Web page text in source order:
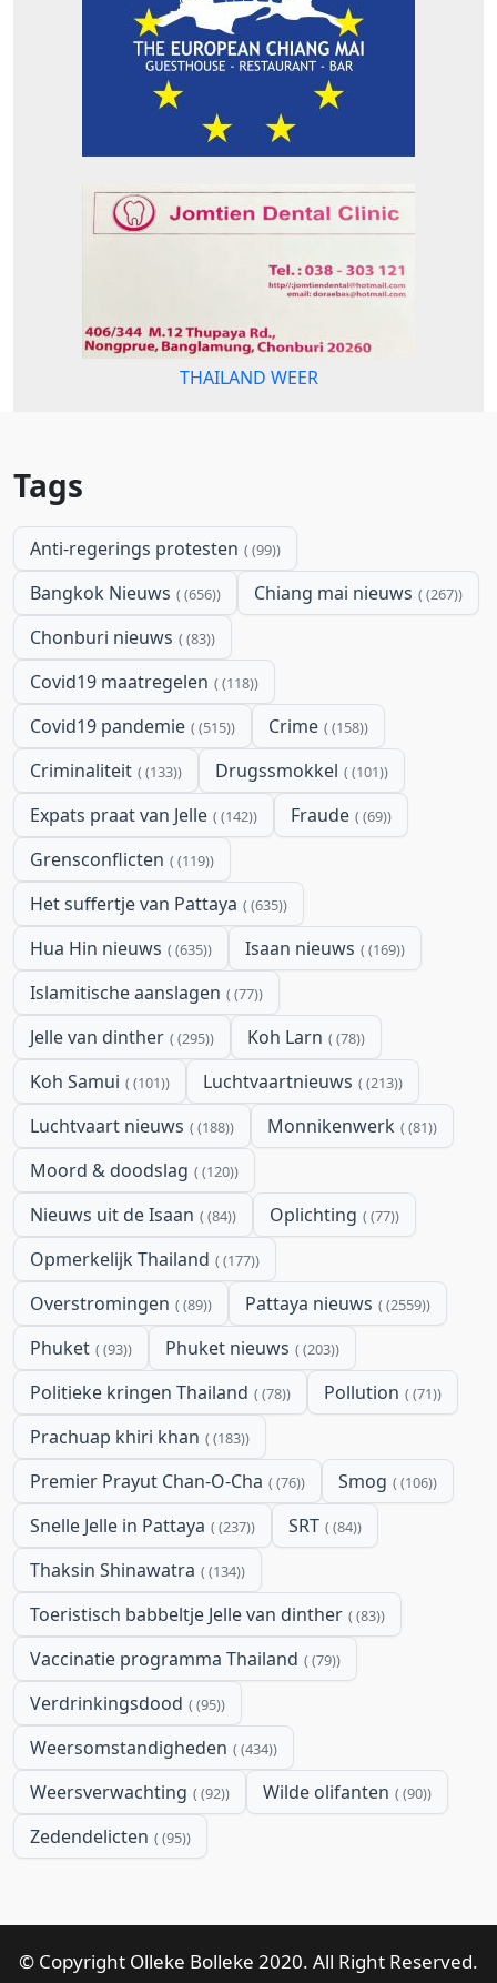
THAILAND WEER
Tags
Anti-regerings protesten (99)
Bangkok Nieuws (656) Chiang mai nieuws (267)
Chonburi nieuws (83)
Covid19 maatregelen (118)
Covid19 pandemie (515) Crime (158)
Criminaliteit (133) Drugssmokkel (101)
Expats praat van Jelle (142) Fraude (69)
Grensconflicten (119)
Het suffertje van Pattaya (635)
Hua Hin nieuws (635) Isaan nieuws (169)
Islamitische aanslagen (77)
Jelle van dinther (295) Koh Larn (78)
Koh Samui (101) Luchtvaartnieuws (213)
Luchtvaart nieuws (188) Monnikenwerk (81)
Moord & doodslag (120)
Nieuws uit de Isaan (84) Oplichting (77)
Opmerkelijk Thailand (177)
Overstromingen (89) Pattaya nieuws (2559)
Phuket (93) Phuket nieuws (203)
Politieke kringen Thailand (78) Pollution (71)
Prachuap khiri khan (183)
Premier Prayut Chan-O-Cha (76) Smog (106)
Snelle Jelle in Pattaya (237) SRT (84)
Thaksin Shinawatra (134)
Toeristisch babbeltje Jelle van dinther (83)
Vaccinatie programma Thailand (79)
Verdrinkingsdood (95)
Weersomstandigheden (434)
Weersverwachting (92) Wilde olifanten (90)
Zedendelicten (95)
© Copyright Olleke Bolleke 2020. All Right Reserved.